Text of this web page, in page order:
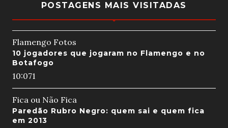
POSTAGENS MAIS VISITADAS
Flamengo Fotos
10 jogadores que jogaram no Flamengo e no
Botafogo
10:071
Fica ou Não Fica
Paredão Rubro Negro: quem sai e quem fica
em 2013